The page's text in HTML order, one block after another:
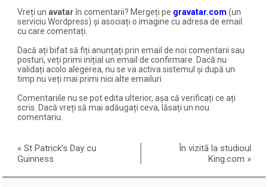
Vreți unavatarîn comentarii? Mergeți pe gravatar.com (un
serviciu Wordpress) și asociați o imagine cu adresa de email
cu care comentați.
Dacă ați bifat să fiți anunțați prin email de noi comentarii sau
posturi, veți primi inițial un email de confirmare. Dacă nu
validați acolo alegerea, nu se va activa sistemul și după un
timp nu veți mai primi nici alte emailuri
Comentariile nu se pot edita ulterior, așa că verificați ce ați
scris. Dacă vreți să mai adăugați ceva, lăsați un nou
comentariu.
«St Patrick’s Day cu
Guinness
În vizită la studioul
King.com »